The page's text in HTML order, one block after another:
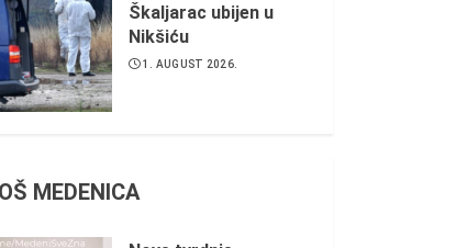
Škaljarac ubijen u
Nikšiću
1. AUGUST 2026.
MEDENICA